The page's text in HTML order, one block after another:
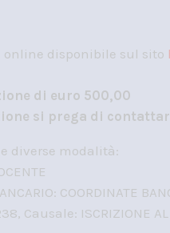
disponibile sul sito
di euro 500,00
si prega di
diverse modalità:
COORDINATE
Causale: ISCRIZIONE